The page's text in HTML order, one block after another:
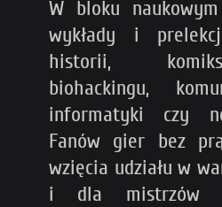
W bloku
wykłady i
historii,
biohackingu,
informatyki czy
Fanów gier bez
wzięcia udziału w
i dla mistrzów